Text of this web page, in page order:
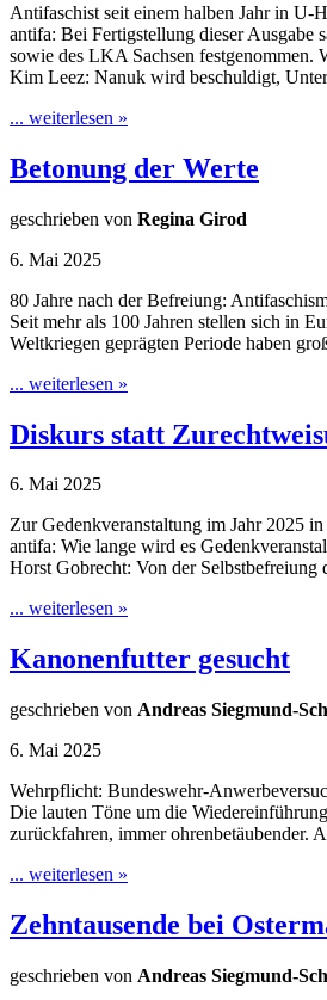
Antifaschist seit einem halben Jahr in
antifa: Bei Fertigstellung dieser
sowie des LKA Sachsen festgenommen.
Kim Leez: Nanuk wird beschuldigt,
... weiterlesen »
Betonung der Werte
geschrieben von Regina Girod
6. Mai 2025
80 Jahre nach der Befreiung:
Seit mehr als 100 Jahren stellen sich in
Weltkriegen geprägten Periode haben
... weiterlesen »
Diskurs statt
6. Mai 2025
Zur Gedenkveranstaltung im Jahr 2025
antifa: Wie lange wird es
Horst Gobrecht: Von der
... weiterlesen »
Kanonenfutter gesucht
geschrieben von Andreas Siegmund-
6. Mai 2025
Wehrpflicht: Bundeswehr-
Die lauten Töne um die
zurückfahren, immer ohrenbetäubender.
... weiterlesen »
Zehntausende bei
geschrieben von Andreas Siegmund-